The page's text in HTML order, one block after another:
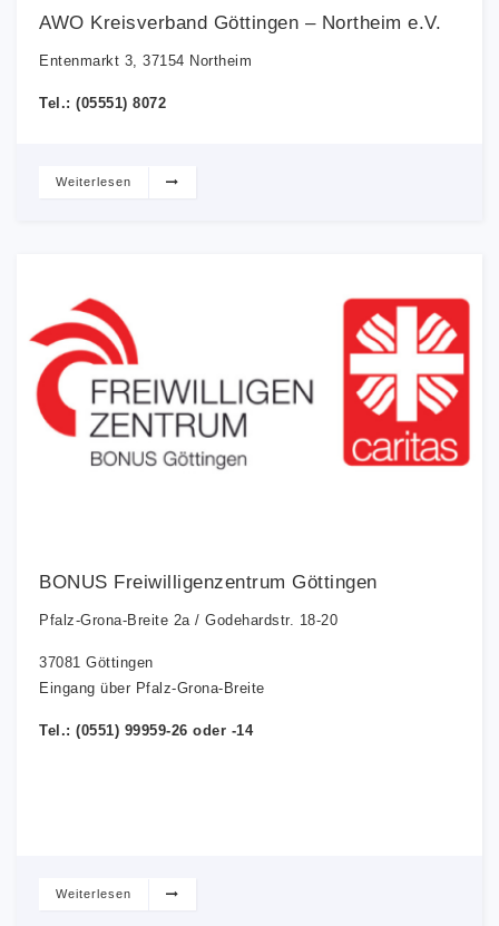
AWO Kreisverband Göttingen – Northeim e.V.
Entenmarkt 3, 37154 Northeim
Tel.: (05551) 8072
Weiterlesen
BONUS Freiwilligenzentrum Göttingen
Pfalz-Grona-Breite 2a / Godehardstr. 18-20
37081 Göttingen
Eingang über Pfalz-Grona-Breite
Tel.: (0551) 99959-26 oder -14
Weiterlesen